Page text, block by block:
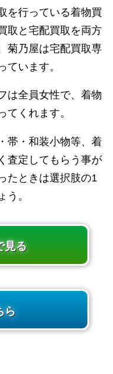
を行っている着物買
取と宅配買取を両方
菊乃屋は宅配買取専
ています。
は全員女性で、着物
てくれます。
帯・和装小物等、着
査定してもらう事が
たときは選択肢の1
う。
見る
ら